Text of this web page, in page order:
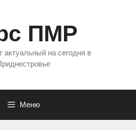
ПМР
на сегодня в
Меню